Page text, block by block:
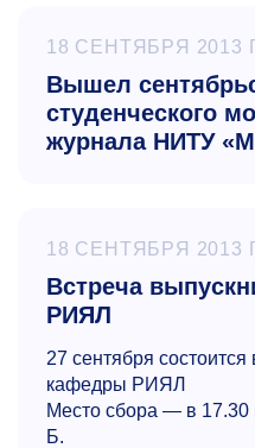
18 СЕНТЯБРЯ 2013
Вышел
студенческого
журнала НИТУ
18 СЕНТЯБРЯ 2013
Встреча
РИЯЛ
27 сентября
кафедры РИЯЛ
Место сбора — в 17.30
Б.